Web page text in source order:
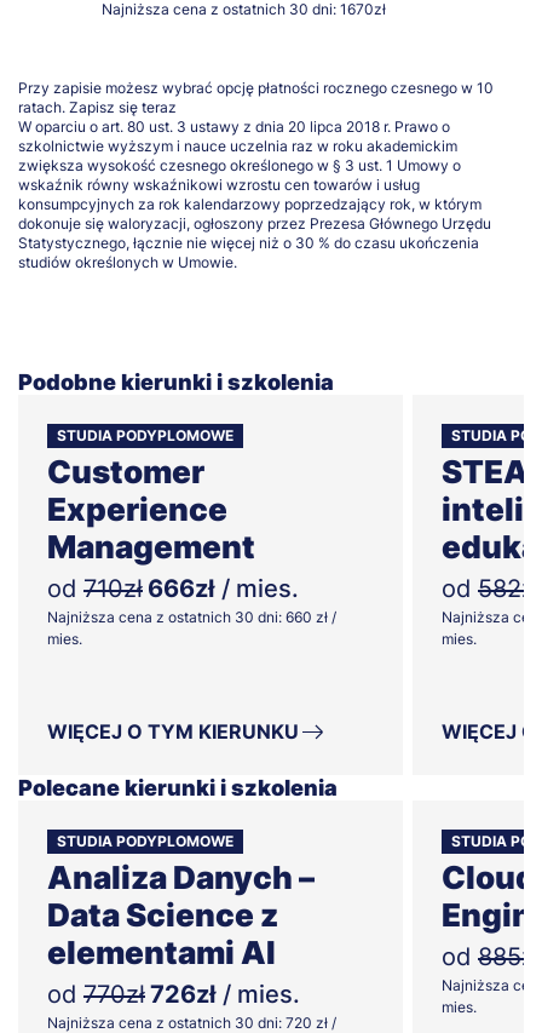
* Skalowalność usprawnień.
i architekta procesu.
* Budowanie organizacji uczącej się.
Praktyczne aspekty i podsumowanie
Integracja analiz procesowych z działaniami
usprawniającymi
* Wykorzystanie danych ze Snapshot Study do
* Monitorowanie efektów wdrożeń.
na danych.
Sesja Q&A i Podsumowanie
Dyskusja i odpowiedzi na pytania uczestników.
Najważniejsze wnioski analityczne.
Rekomendacje implementacyjne.
Najniższa cena z ostatnich 30 dni: 1670zł
Przy zapisie możesz wybrać opcję płatności rocznego czesnego w 10
ratach. Zapisz się teraz
W oparciu o art. 80 ust. 3 ustawy z dnia 20 lipca 2018 r. Prawo o
szkolnictwie wyższym i nauce uczelnia raz w roku akademickim
zwiększa wysokość czesnego określonego w § 3 ust. 1 Umowy o
wskaźnik równy wskaźnikowi wzrostu cen towarów i usług
konsumpcyjnych za rok kalendarzowy poprzedzający rok, w którym
dokonuje się waloryzacji, ogłoszony przez Prezesa Głównego Urzędu
Statystycznego, łącznie nie więcej niż o 30 % do czasu ukończenia
studiów określonych w Umowie.
Podobne kierunki i szkolenia
STUDIA PODYPLOMOWE
Customer
Experience
Management
od 710zł 666zł / mies.
Najniższa cena z ostatnich 30 dni: 660 zł /
mies.
WIĘCEJ O TYM KIERUNKU
STUDIA
od 582zł
Najniższa
mies.
WIĘCEJ
Polecane kierunki i szkolenia
STUDIA PODYPLOMOWE
Analiza Danych –
Data Science z
elementami AI
od 770zł726zł / mies.
Najniższa cena z ostatnich 30 dni: 720 zł /
STUDIA
Cloud
od 885zł
Najniższa
mies.